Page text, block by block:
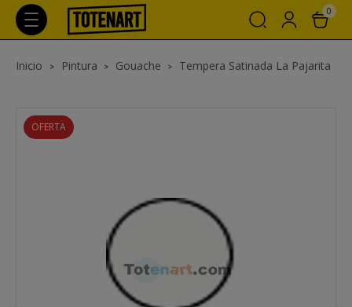
0
Inicio Pintura Gouache Tempera Satinada La Pajarita
OFERTA